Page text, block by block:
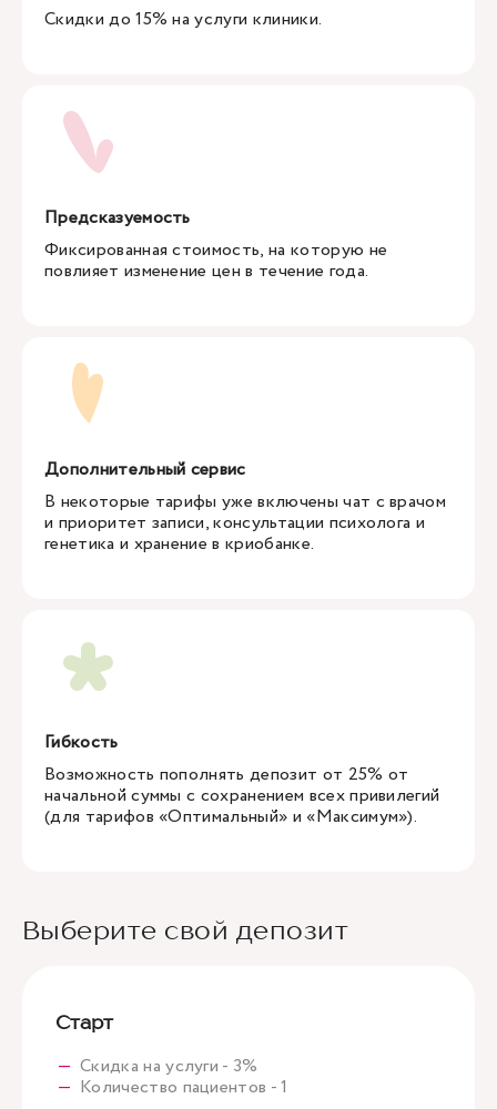
Скидки до 15% на услуги клиники.
Предсказуемость
Фиксированная стоимость, на которую не
повлияет изменение цен в течение года.
Дополнительный сервис
В некоторые тарифы уже включены чат с врачом
и приоритет записи, консультации психолога и
генетика и хранение в криобанке.
Гибкость
Возможность пополнять депозит от 25% от
начальной суммы с сохранением всех привилегий
(для тарифов «Оптимальный» и «Максимум»).
Выберите свой депозит
Старт
Скидка на услуги - 3%
Количество пациентов - 1